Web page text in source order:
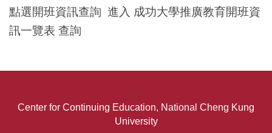
點選開班資訊查詢 進入 成功大學推廣教育開班資
訊一覽表 查詢
:::
Center for Continuing Education, National Cheng Kung
University